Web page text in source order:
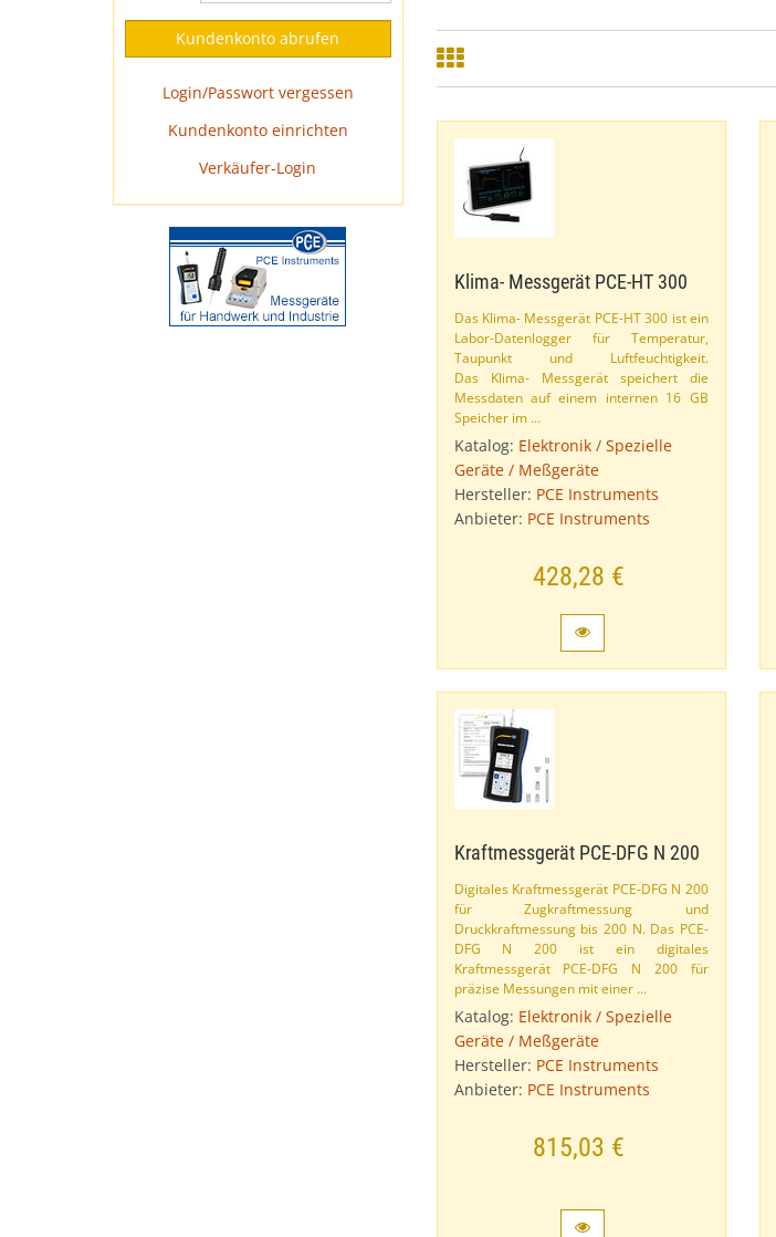
Klima- Messgerät PCE-​HT 300
Das Klima- Messgerät PCE-​HT 300 ist ein
Labor-​Datenlogger für Temperatur,
Taupunkt und Luftfeuchtigkeit.
Das Klima- Messgerät speichert die
Messdaten auf einem internen 16 GB
Speicher im …
Katalog: Elektronik / Spezielle
Geräte / Meßgeräte
Hersteller: PCE Instruments
Anbieter: PCE Instruments
428,28 €
Kraftmessgerät PCE-​DFG N 200
Digitales Kraftmessgerät PCE-​DFG N 200
für Zugkraftmessung und
Druckkraftmessung bis 200 N. Das PCE-​
DFG N 200 ist ein digitales
Kraftmessgerät PCE-​DFG N 200 für
präzise Messungen mit einer …
Katalog: Elektronik / Spezielle
Geräte / Meßgeräte
Hersteller: PCE Instruments
Anbieter: PCE Instruments
815,03 €
Login/Passwort vergessen
Kundenkonto einrichten
Verkäufer-Login